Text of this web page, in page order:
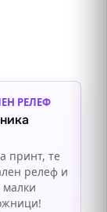
РЕЛЕФ
принт, те
релеф и
малки